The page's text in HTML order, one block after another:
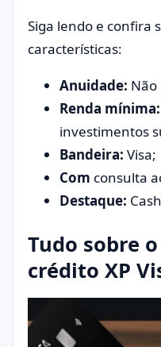
Siga lendo e confira
características:
Anuidade: Não
Renda mínima:
investimentos
Bandeira: Visa;
Com consulta
Destaque:
Tudo sobre
crédito XP